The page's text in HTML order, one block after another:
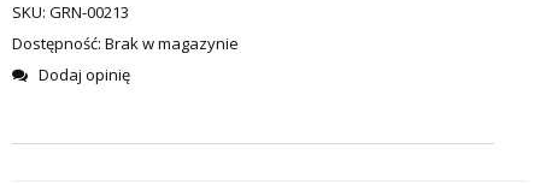
SKU: GRN-00213
Dostępność: Brak w magazynie
Dodaj opinię